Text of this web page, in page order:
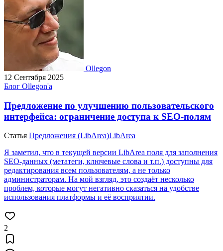
Ollegon
12 Сентября 2025
Блог Ollegon'a
Предложение по улучшению пользовательского
интерфейса: ограничение доступа к SEO-полям
Статья Предложения (LibArea)LibArea
Я заметил, что в текущей версии LibArea поля для заполнения
SEO-данных (метатеги, ключевые слова и т.п.) доступны для
редактирования всем пользователям, а не только
администраторам. На мой взгляд, это создаёт несколько
проблем, которые могут негативно сказаться на удобстве
использования платформы и её восприятии.
2